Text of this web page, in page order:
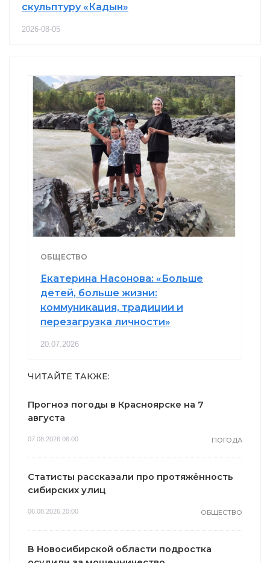
скульптуру «Кадын»
2026-08-05
ОБЩЕСТВО
Екатерина Насонова: «Больше
детей, больше жизни:
коммуникация, традиции и
перезагрузка личности»
20.07.2026
ЧИТАЙТЕ ТАКЖЕ:
Прогноз погоды в Красноярске на 7
августа
07.08.2026 06:00 ПОГОДА
Статисты рассказали про протяжённость
сибирских улиц
06.08.2026 20:00 ОБЩЕСТВО
В Новосибирской области подростка